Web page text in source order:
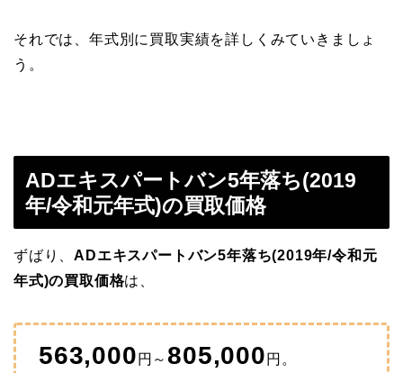
それでは、年式別に買取実績を詳しくみていきましょ
う。
ADエキスパートバン5年落ち(2019
年/令和元年式)の買取価格
ずばり、ADエキスパートバン5年落ち(2019年/令和元
年式)の買取価格は、
563,000 円～ 805,000 円。